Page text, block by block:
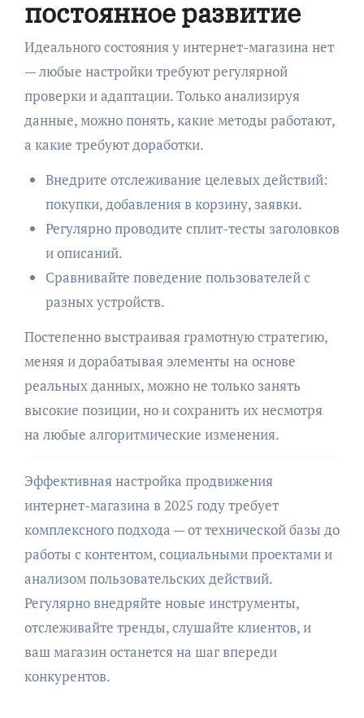
постоянное развитие
Идеального состояния у интернет-магазина нет
— любые настройки требуют регулярной
проверки и адаптации. Только анализируя
данные, можно понять, какие методы работают,
а какие требуют доработки.
Внедрите отслеживание целевых действий:
покупки, добавления в корзину, заявки.
Регулярно проводите сплит-тесты заголовков
и описаний.
Сравнивайте поведение пользователей с
разных устройств.
Постепенно выстраивая грамотную стратегию,
меняя и дорабатывая элементы на основе
реальных данных, можно не только занять
высокие позиции, но и сохранить их несмотря
на любые алгоритмические изменения.
Эффективная настройка продвижения
интернет-магазина в 2025 году требует
комплексного подхода — от технической базы до
работы с контентом, социальными проектами и
анализом пользовательских действий.
Регулярно внедряйте новые инструменты,
отслеживайте тренды, слушайте клиентов, и
ваш магазин останется на шаг впереди
конкурентов.